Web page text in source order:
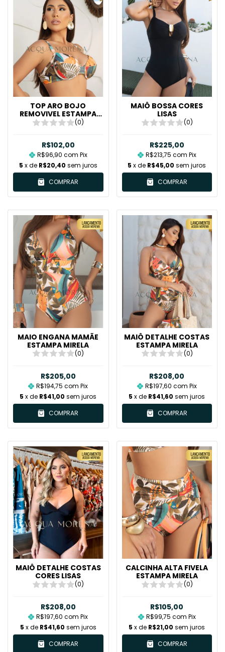
TOP ARO BOJO
REMOVIVEL ESTAMPA
MIRELA (0)
R$102,00
R$96,90 com Pix
5 x de R$20,40 sem juros
COMPRAR
MAIÔ BOSSA CORES
LISAS
(0)
R$225,00
R$213,75 com Pix
5 x de R$45,00 sem juros
COMPRAR
MAIO ENGANA MAMÃE
ESTAMPA MIRELA
(0)
R$205,00
R$194,75com Pix
5 x de R$41,00 sem juros
COMPRAR
MAIÔ DETALHE COSTAS
ESTAMPA MIRELA
(0)
R$208,00
R$197,60 com Pix
5 x de R$41,60 sem juros
COMPRAR
MAIÔ DETALHE COSTAS
CORES LISAS
(0)
R$208,00
R$197,60com Pix
5 x de R$41,60 sem juros
COMPRAR
CALCINHA ALTA FIVELA
ESTAMPA MIRELA
(0)
R$105,00
R$99,75 com Pix
5 x de R$21,00 sem juros
COMPRAR